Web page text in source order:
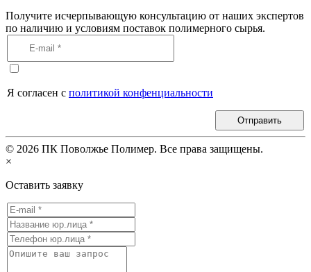
Получите исчерпывающую консультацию от наших экспертов
по наличию и условиям поставок полимерного сырья.
Я согласен с политикой конфенциальности
Отправить
© 2026 ПК Поволжье Полимер. Все права защищены.
×
Оставить заявку